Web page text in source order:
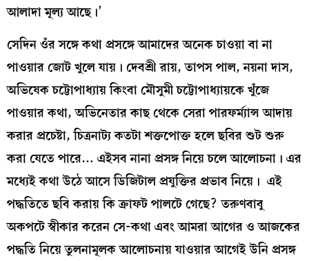
আলাদা মূল্য আছে।’
সেদিন ওঁর সঙ্গে কথা প্রসঙ্গে আমাদের অনেক চাওয়া বা না
পাওয়ার জোট খুলে যায়। দেবশ্রী রায়, তাপস পাল, নয়না দাস,
অভিষেক চট্টোপাধ্যায় কিংবা মৌসুমী চট্টোপাধ্যায়কে খুঁজে
পাওয়ার কথা, অভিনেতার কাছ থেকে সেরা পারফর্ম্যান্স আদায়
করার প্রচেষ্টা, চিত্রনাট্য কতটা শক্তপোক্ত হলে ছবির শুট শুরু
করা যেতে পারে… এইসব নানা প্রসঙ্গ নিয়ে চলে আলোচনা। এর
মধ্যেই কথা উঠে আসে ডিজিটাল প্রযুক্তির প্রভাব নিয়ে। এই
পদ্ধতিতে ছবি করায় কি ক্রাফট পালটে গেছে? তরুণবাবু
অকপটে স্বীকার করেন সে-কথা এবং আমরা আগের ও আজকের
পদ্ধতি নিয়ে তুলনামূলক আলোচনায় যাওয়ার আগেই উনি প্রসঙ্গ